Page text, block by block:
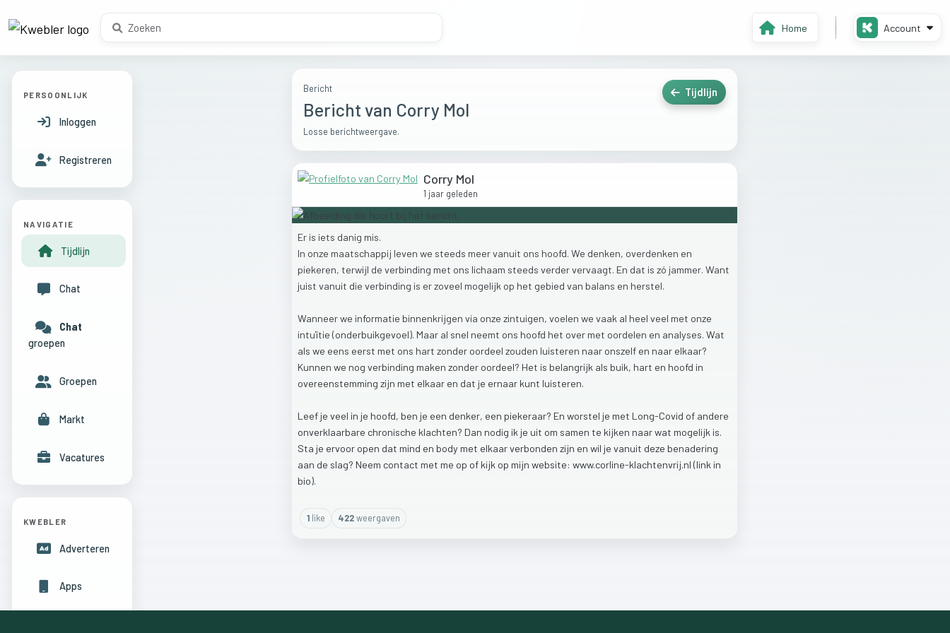
Home Account
Bericht
Bericht van Corry Mol
Losse berichtweergave.
Tijdlijn
Corry Mol
1 jaar geleden
Er is iets danig mis.
In onze maatschappij leven we steeds meervanuit ons hoofd. We denken, overdenken en
piekeren, terwijl de verbinding met ons lichaam steeds verdervervaagt. En dat is zó jammer. Want
juist vanuit die verbinding is erzoveel mogelijk op het gebied van balans en herstel.
Wanneerwe informatie binnenkrijgen via onze zintuigen, voelen we vaak al heel veel met onze
intuïtie (onderbuikgevoel). Maar al snel neemt ons hoofd het over met oordelen en analyses. Wat
als we eens eerst met ons hart zonder oordeel zouden luisteren naar onszelf en naar elkaar?
Kunnen we nog verbinding maken zonder oordeel? Het is belangrijk als buik, hart en hoofd in
overeenstemming zijn met elkaar en dat je ernaar kunt luisteren.
Leef je veel in je hoofd, ben je een denker, een piekeraar? En worstel je met Long-Covid of andere
onverklaarbare chronische klachten? Dan nodig ik je uit om samen te kijken naarwat mogelijk is.
Sta je ervoor open dat mind en body met elkaarverbonden zijn en wil je vanuit deze benadering
aan de slag? Neem contact met me op of kijk op mijn website: www.corline-klachtenvrij.nl (link in
bio).
1like 422weergaven
PERSOONLIJK
Inloggen
Registreren
NAVIGATIE
Tijdlijn
Chat
Chat
groepen
Groepen
Markt
Vacatures
KWEBLER
Adverteren
Apps